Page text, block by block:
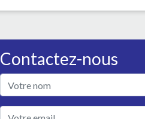
Contactez-nous